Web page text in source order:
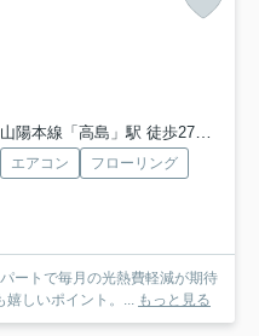
山陽本線「高島」駅 徒歩27分
エアコン
フローリング
ートで毎月の光熱費軽減が期待
嬉しいポイント。... もっと見る